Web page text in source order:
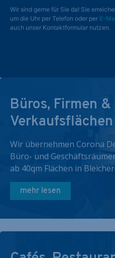
Wir sind gerne für Sie da! Sie
um die Uhr per Telefon oder per E-
auch unser Kontaktformular nutzen.
Büros, Firmen &
Verkaufsflächen
Wir übernehmen Corona
Büro- und
ab 40qm Flächen in
mehr lesen